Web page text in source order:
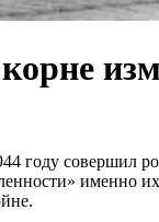
году совершил
именно